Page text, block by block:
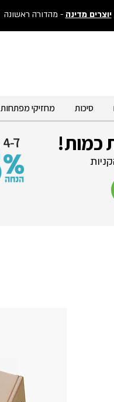
יוצרים מדינה - מהדורה ראשונה
סיכות מחזיקי מפתחות
כמות!